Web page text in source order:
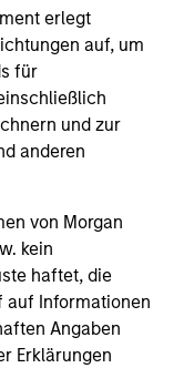
erlegt
auf, um
für
und zur
anderen
von Morgan
kein
haftet, die
auf Informationen
Angaben
Erklärungen
the context of
markets,
stock market.
a history,
and
betting
how